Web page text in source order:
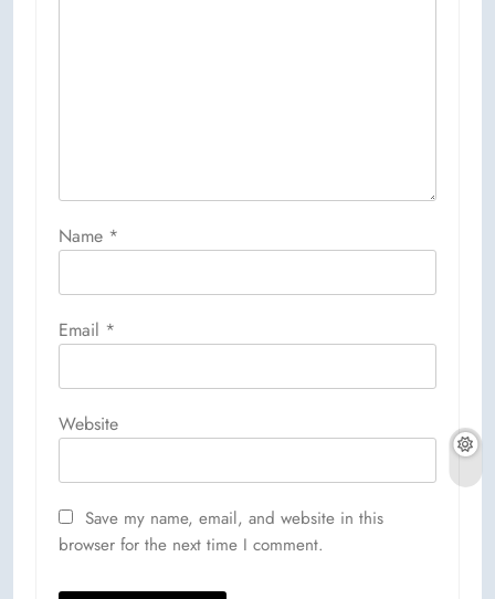
Name *
Email *
Website
Save my name, email, and website in this
browser for the next time I comment.